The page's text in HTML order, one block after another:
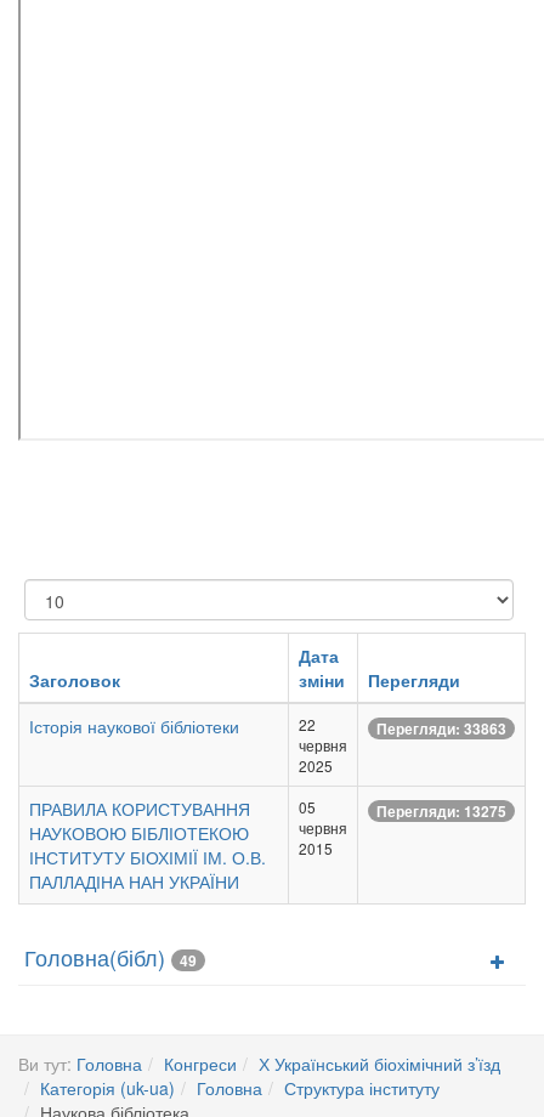
Показувати
Заголовок
Дата
зміни
Перегляди
Історія наукової бібліотеки
22
червня
2025
Перегляди: 33863
ПРАВИЛА КОРИСТУВАННЯ
НАУКОВОЮ БІБЛІОТЕКОЮ
ІНСТИТУТУ БІОХІМІЇ ІМ. О.В.
ПАЛЛАДІНА НАН УКРАЇНИ
05
червня
2015
Перегляди: 13275
Головна(бібл) 49
Ви тут: Головна Конгреси
Х Український біохімічний з’їзд
Категорія (uk-ua)
Головна
Структура інституту
Наукова бібліотека